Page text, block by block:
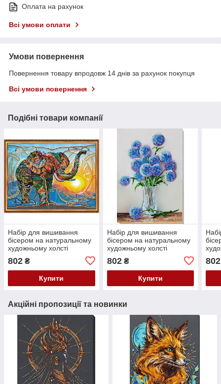
Оплата на рахунок
Всі умови оплати
Умови повернення
Повернення товару впродовж 14 днів за рахунок покупця
Всі умови повернення
Подібні товари компанії
Набір для вишивання
бісером на натуральному
художньому холсті
"Мозаїчний слон" Абрис
Арт AB-368
802 ₴
Купити
Набір для вишивання
бісером на натуральному
художньому холсті
Арт AB-677
802₴
Купити
621
802
Акційні пропозиції та новинки